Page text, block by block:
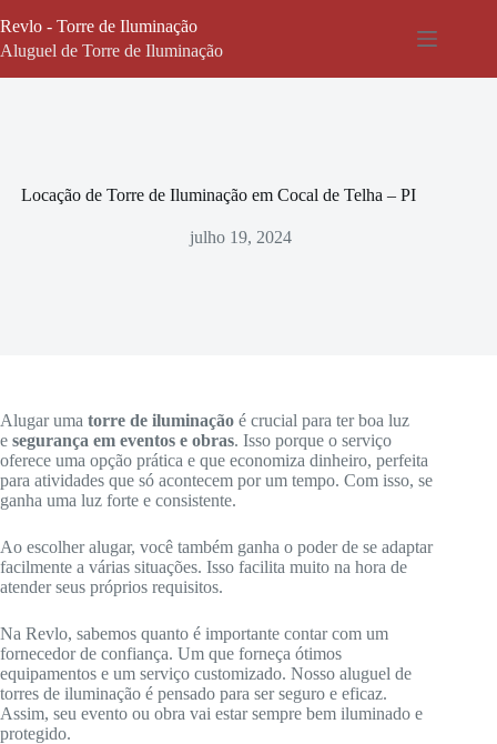
para
o
Revlo - Torre de Iluminação
Aluguel de Torre de Iluminação
Locação de Torre de Iluminação em Cocal de Telha – PI
julho 19, 2024
Alugar uma torre de iluminação é crucial para ter boa luz
e segurança em eventos e obras. Isso porque o serviço
oferece uma opção prática e que economiza dinheiro, perfeita
para atividades que só acontecem por um tempo. Com isso, se
ganha uma luz forte e consistente.
Ao escolher alugar, você também ganha o poder de se adaptar
facilmente a várias situações. Isso facilita muito na hora de
atender seus próprios requisitos.
Na Revlo, sabemos quanto é importante contar com um
fornecedor de confiança. Um que forneça ótimos
equipamentos e um serviço customizado. Nosso aluguel de
torres de iluminação é pensado para ser seguro e eficaz.
Assim, seu evento ou obra vai estar sempre bem iluminado e
protegido.